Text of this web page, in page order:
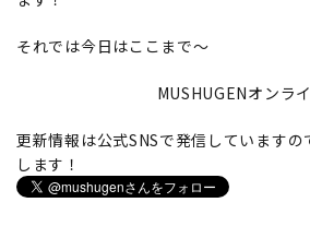
それでは今日はここまで～
MUSHUGENオンラ
更新情報は公式SNSで発信しています
します！